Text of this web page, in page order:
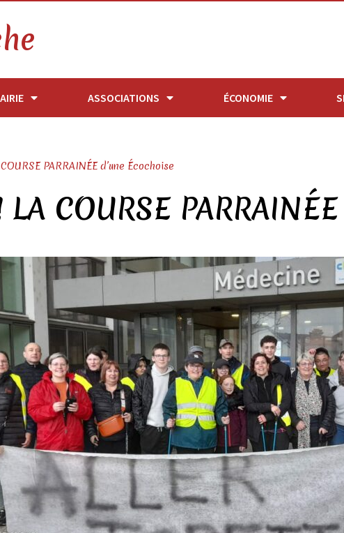
ASSOCIATIONS ÉCONOMIE
PARRAINÉE d’une Écochoise
COURSE